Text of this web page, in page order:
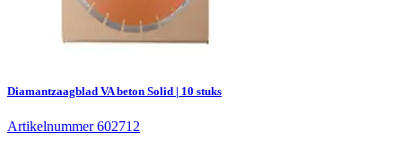
Diamantzaagblad VA beton Solid | 10 stuks
Artikelnummer 602712